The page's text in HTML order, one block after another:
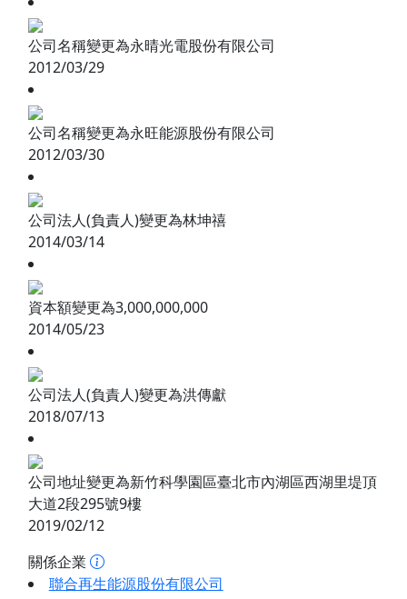
公司名稱變更為永晴光電股份有限公司
2012/03/29
公司名稱變更為永旺能源股份有限公司
2012/03/30
公司法人(負責人)變更為林坤禧
2014/03/14
資本額變更為3,000,000,000
2014/05/23
公司法人(負責人)變更為洪傳獻
2018/07/13
公司地址變更為新竹科學園區臺北市內湖區西湖里堤頂
大道2段295號9樓
2019/02/12
關係企業
聯合再生能源股份有限公司